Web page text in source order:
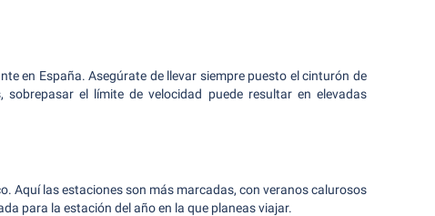
en España. Asegúrate de llevar siempre puesto el cinturón de
el límite de velocidad puede resultar en elevadas
Aquí las estaciones son más marcadas, con veranos calurosos
para la estación del año en la que planeas viajar.